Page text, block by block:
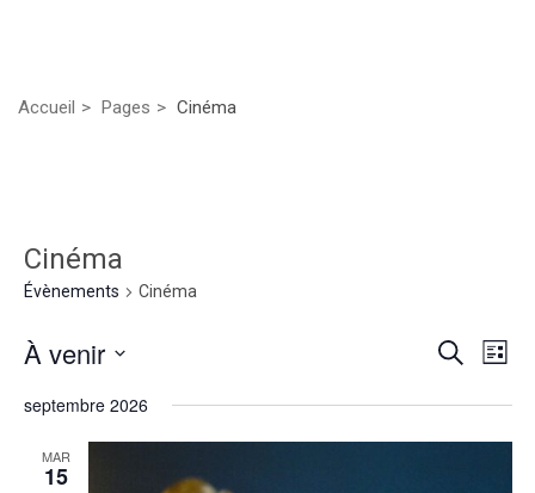
Accueil Pages Cinéma
Cinéma
Évènements Cinéma
et
Recherche
Liste
À venir
une
septembre 2026
MAR
15